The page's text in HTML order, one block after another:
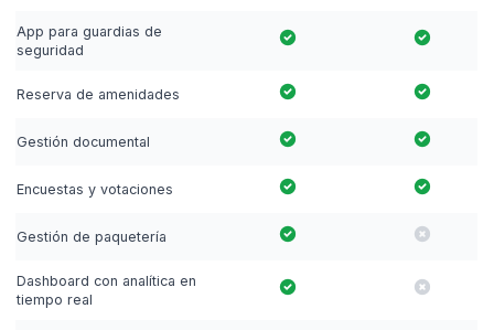
App para guardias de
seguridad
Reserva de amenidades
Gestión documental
Encuestas y votaciones
Gestión de paquetería
Dashboard con analítica en
tiempo real